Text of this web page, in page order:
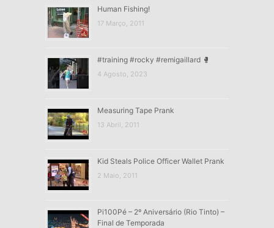
Human Fishing!
17 Março, 2011
#training #rocky #remigaillard 🥊
4 Agosto, 2023
Measuring Tape Prank
13 Abril, 2011
Kid Steals Police Officer Wallet Prank
2 Maio, 2011
Pi100Pé – 2º Aniversário (Rio Tinto) –
Final de Temporada